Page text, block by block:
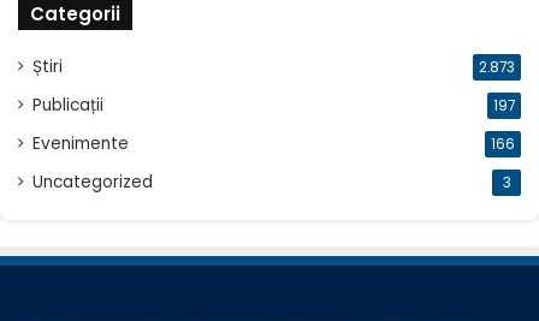
Categorii
Știri 2.873
Publicații 197
Evenimente 166
Uncategorized 3